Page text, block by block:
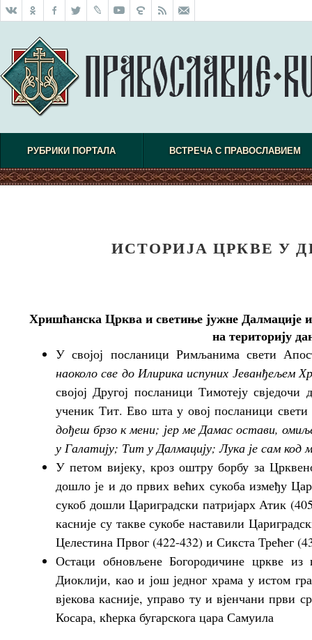
РУБРИКИ ПОРТАЛА ВСТРЕЧА С ПРАВОСЛАВИЕМ
ИСТОРИЈА ЦРКВЕ У
Хришћанска Црква и светиње јужне Далмације
на територију
У својој посланици Римљанима свети
наоколо све до Илирика испуних Јеванђељем
својој Другој посланици Тимотеју
ученик Тит. Ево шта у овој посланици
дођеш брзо к мени; јер ме Дамас остави,
у Галатију; Тит у Далмацију; Лука је сам код
У петом вијеку, кроз оштру борбу за
дошло је и до првих већих сукоба између
сукоб дошли Цариградски патријарх Атик
касније су такве сукобе наставили
Целестина Првог (422-432) и Сикста Трећег
Остаци обновљене Богородичине цркве
Диоклији, као и још једног храма у истом
вјекова касније, управо ту и вјенчани први
Косара, кћерка бугарскога цара Самуила